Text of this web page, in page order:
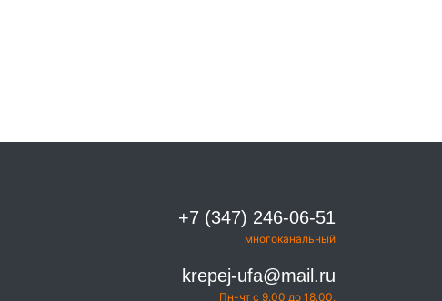
+7 (347) 246-06-51
многоканальный
krepej-ufa@mail.ru
Пн-чт с 9.00 до 18.00,